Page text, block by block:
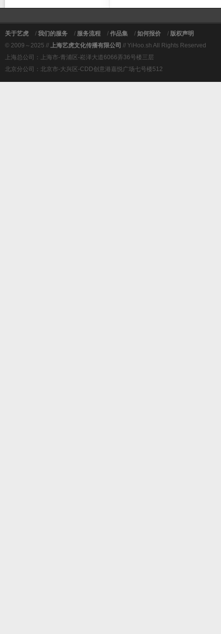
关于艺虎 / 我们的服务 / 服务流程 / 作品集 / 如何报价 / 版权声明
© 2009～2025 // 上海艺虎文化传播有限公司 // YiHoo.sh All Rights Reserved
上海总公司：上海市-青浦区-崧泽大道6066弄36号楼三层
北京分公司：北京市-大兴区-CDD创意港嘉悦广场七号楼512